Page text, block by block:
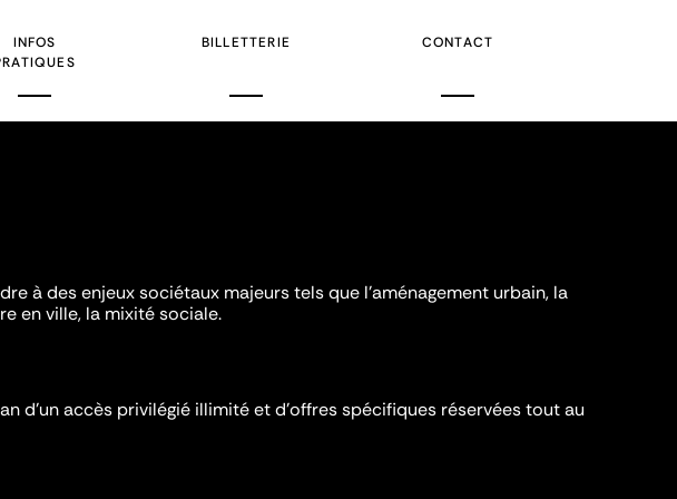
INFOS
BILLETTERIE CONTACT
à des enjeux sociétaux majeurs tels que l'aménagement urbain, la
en ville, la mixité sociale.
d’un accès privilégié illimité et d’offres spécifiques réservées tout au